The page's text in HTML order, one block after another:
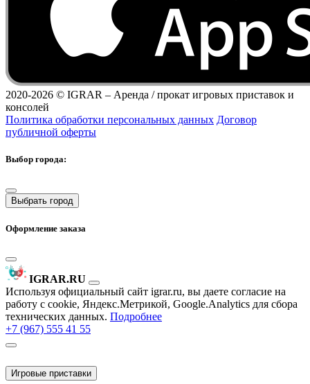
2020-2026 © IGRAR – Аренда / прокат игровых приставок и
консолей
Политика обработки персональных данных Договор
публичной оферты
Выбор города:
Выбрать город
Оформление заказа
IGRAR.RU
Используя официальный сайт igrar.ru, вы даете согласие на
работу с cookie, Яндекс.Метрикой, Google.Analytics для сбора
технических данных. Подробнее
+7 (967) 555 41 55
Игровые приставки